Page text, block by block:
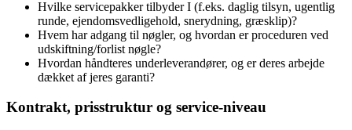
Hvilke servicepakker tilbyder I (f.eks. daglig tilsyn, ugentlig
runde, ejendomsvedligehold, snerydning, græsklip)?
Hvem har adgang til nøgler, og hvordan er proceduren ved
udskiftning/forlist nøgle?
Hvordan håndteres underleverandører, og er deres arbejde
dækket af jeres garanti?
Kontrakt, prisstruktur og service‑niveau